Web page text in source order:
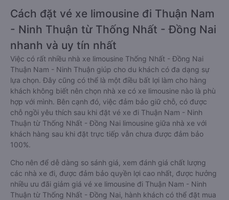
Cách đặt vé xe limousine đi Thuận Nam
- Ninh Thuận từ Thống Nhất - Đồng Nai
nhanh và uy tín nhất
Việc có rất nhiều nhà xe limousine Thống Nhất - Đồng Nai
Thuận Nam - Ninh Thuận giúp cho du khách có đa dạng sự
lựa chọn. Đây cũng có thể là một điều bất lợi làm cho hàng
khách không biết nên chọn nhà xe có xe limousine nào là phù
hợp với mình. Bên cạnh đó, việc đảm bảo giữ chỗ, có được
chỗ ngồi yêu thích sau khi đặt vé xe đi Thuận Nam - Ninh
Thuận từ Thống Nhất - Đồng Nai limousine giữa nhà xe với
khách hàng sau khi đặt trực tiếp vẫn chưa được đảm bảo
100%.
Cho nên để dễ dàng so sánh giá, xem đánh giá chất lượng
các nhà xe đi, được đảm bảo quyền lợi cao nhất, được hưởng
nhiều ưu đãi giảm giá vé xe limousine đi Thuận Nam - Ninh
Thuận từ Thống Nhất - Đồng Nai, hành khách có thể đặt mua